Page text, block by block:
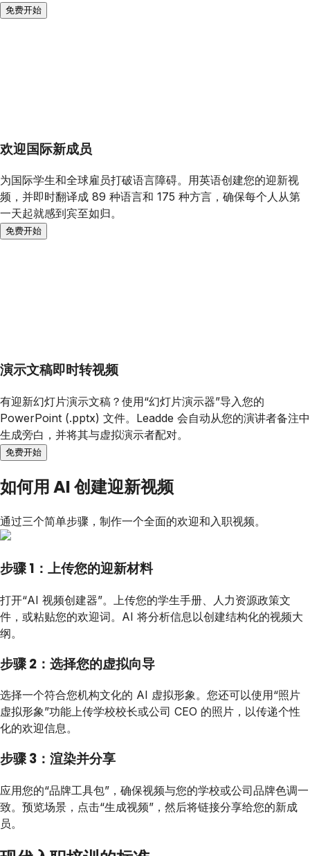
免费开始
欢迎国际新成员
为国际学生和全球雇员打破语言障碍。用英语创建您的迎新视
频，并即时翻译成 89 种语言和 175 种方言，确保每个人从第
一天起就感到宾至如归。
免费开始
演示文稿即时转视频
有迎新幻灯片演示文稿？使用“幻灯片演示器”导入您的
PowerPoint (.pptx) 文件。Leadde 会自动从您的演讲者备注中
生成旁白，并将其与虚拟演示者配对。
免费开始
如何用 AI 创建迎新视频
通过三个简单步骤，制作一个全面的欢迎和入职视频。
步骤 1：上传您的迎新材料
打开“AI 视频创建器”。上传您的学生手册、人力资源政策文
件，或粘贴您的欢迎词。AI 将分析信息以创建结构化的视频大
纲。
步骤 2：选择您的虚拟向导
选择一个符合您机构文化的 AI 虚拟形象。您还可以使用“照片
虚拟形象”功能上传学校校长或公司 CEO 的照片，以传递个性
化的欢迎信息。
步骤 3：渲染并分享
应用您的“品牌工具包”，确保视频与您的学校或公司品牌色调一
致。预览场景，点击“生成视频”，然后将链接分享给您的新成
员。